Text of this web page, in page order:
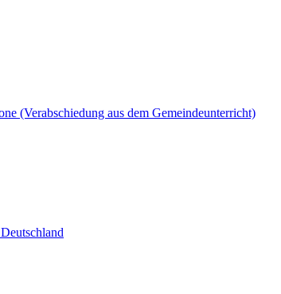
(Verabschiedung aus dem Gemeindeunterricht)